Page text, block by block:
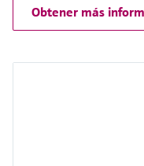
Obtener más